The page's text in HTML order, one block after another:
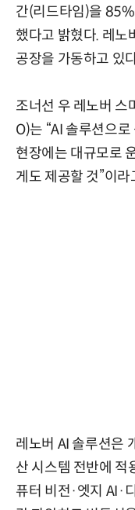
간(리드타임)을
했다고 밝혔다. 레노
공장을 가동하고 있
조너선 우 레노버 스
O)는 “AI 솔루션으
현장에는 대규모로
게도 제공할 것”이라
레노버 AI 솔루션은
산 시스템 전반에 적
퓨터 비전·엣지 AI·